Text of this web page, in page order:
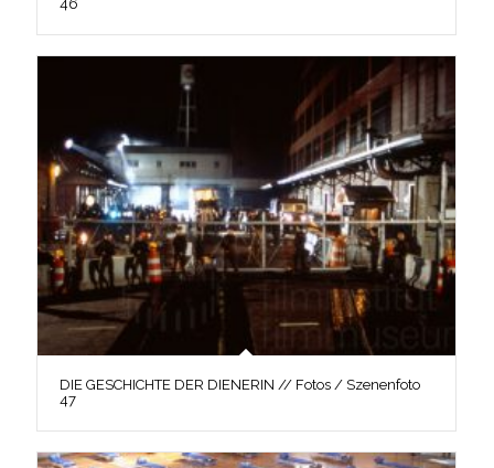
46
DIE GESCHICHTE DER DIENERIN // Fotos / Szenenfoto
47